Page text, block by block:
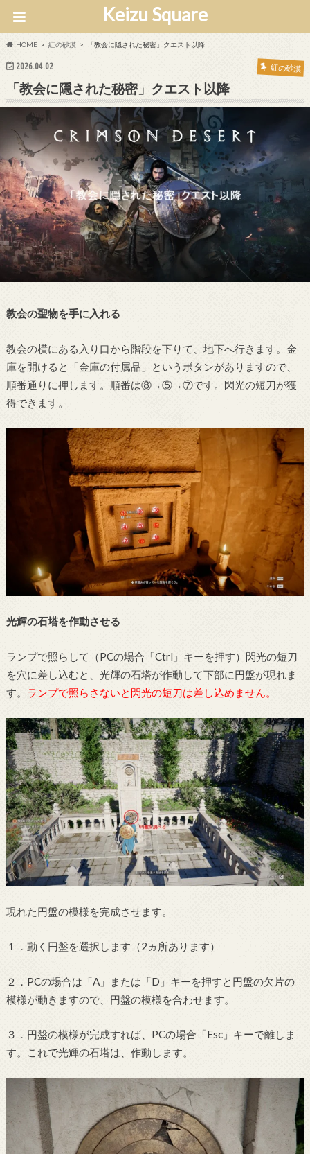
Keizu Square
HOME 紅の砂漠 「教会に隠された秘密」クエスト以降
2026.04.02 紅の砂漠
「教会に隠された秘密」クエスト以降
教会の聖物を手に入れる
教会の横にある入り口から階段を下りて、地下へ行きます。金
庫を開けると「金庫の付属品」というボタンがありますので、
順番通りに押します。順番は⑧→⑤→⑦です。閃光の短刀が獲
得できます。
光輝の石塔を作動させる
ランプで照らして（PCの場合「Ctrl」キーを押す）閃光の短刀
を穴に差し込むと、光輝の石塔が作動して下部に円盤が現れま
す。 ランプで照らさないと閃光の短刀は差し込めません。
現れた円盤の模様を完成させます。
１．動く円盤を選択します（2ヵ所あります）
２．PCの場合は「A」または「D」キーを押すと円盤の欠片の
模様が動きますので、円盤の模様を合わせます。
３．円盤の模様が完成すれば、PCの場合「Esc」キーで離しま
す。これで光輝の石塔は、作動します。